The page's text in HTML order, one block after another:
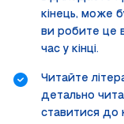
кінець, може
ви робите це
час у кінці.
Читайте
детально
ставитися до